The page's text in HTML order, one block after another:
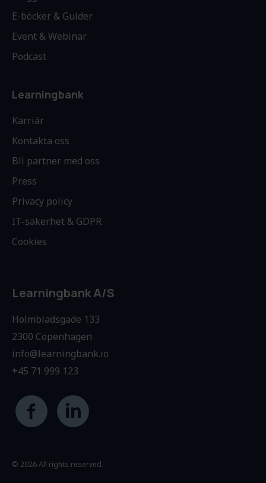
E-böcker & Guider
Event & Webinar
Podcast
Learningbank
Karriär
Kontakta oss
Bli partner med oss
Press
Privacy policy
IT-säkerhet & GDPR
Cookies
Learningbank A/S
Holmbladsgade 133
2300 Copenhagen
info@learningbank.io
+45 71 999 123
© 2026 All rights reserved.